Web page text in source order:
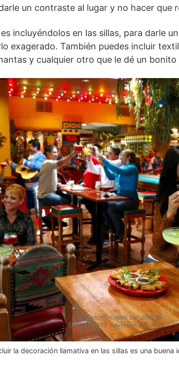
un contraste al lugar y no hacer que
incluyéndolos en las sillas, para darle
exagerado. También puedes incluir
y cualquier otro que le dé un bonito
la decoración llamativa en las sillas es una buena